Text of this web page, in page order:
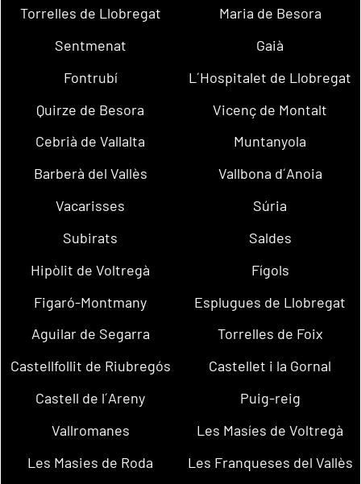
Torrelles de Llobregat
Maria de Besora
Sentmenat
Gaià
Fontrubí
L´Hospitalet de Llobregat
Quirze de Besora
Vicenç de Montalt
Cebrià de Vallalta
Muntanyola
Barberà del Vallès
Vallbona d´Anoia
Vacarisses
Súria
Subirats
Saldes
Hipòlit de Voltregà
Fígols
Figaró-Montmany
Esplugues de Llobregat
Aguilar de Segarra
Torrelles de Foix
Castellfollit de Riubregós
Castellet i la Gornal
Castell de l´Areny
Puig-reig
Vallromanes
Les Masíes de Voltregà
Les Masies de Roda
Les Franqueses del Vallès